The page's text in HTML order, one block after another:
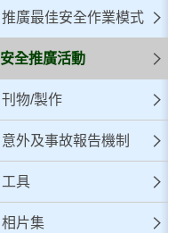
推廣最佳安全作業模式
安全推廣活動
刊物/製作
意外及事故報告機制
工具
相片集